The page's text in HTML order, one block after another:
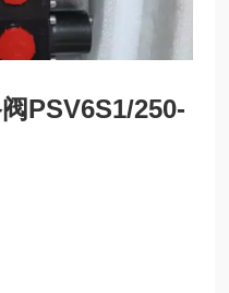
PSV6S1/250-